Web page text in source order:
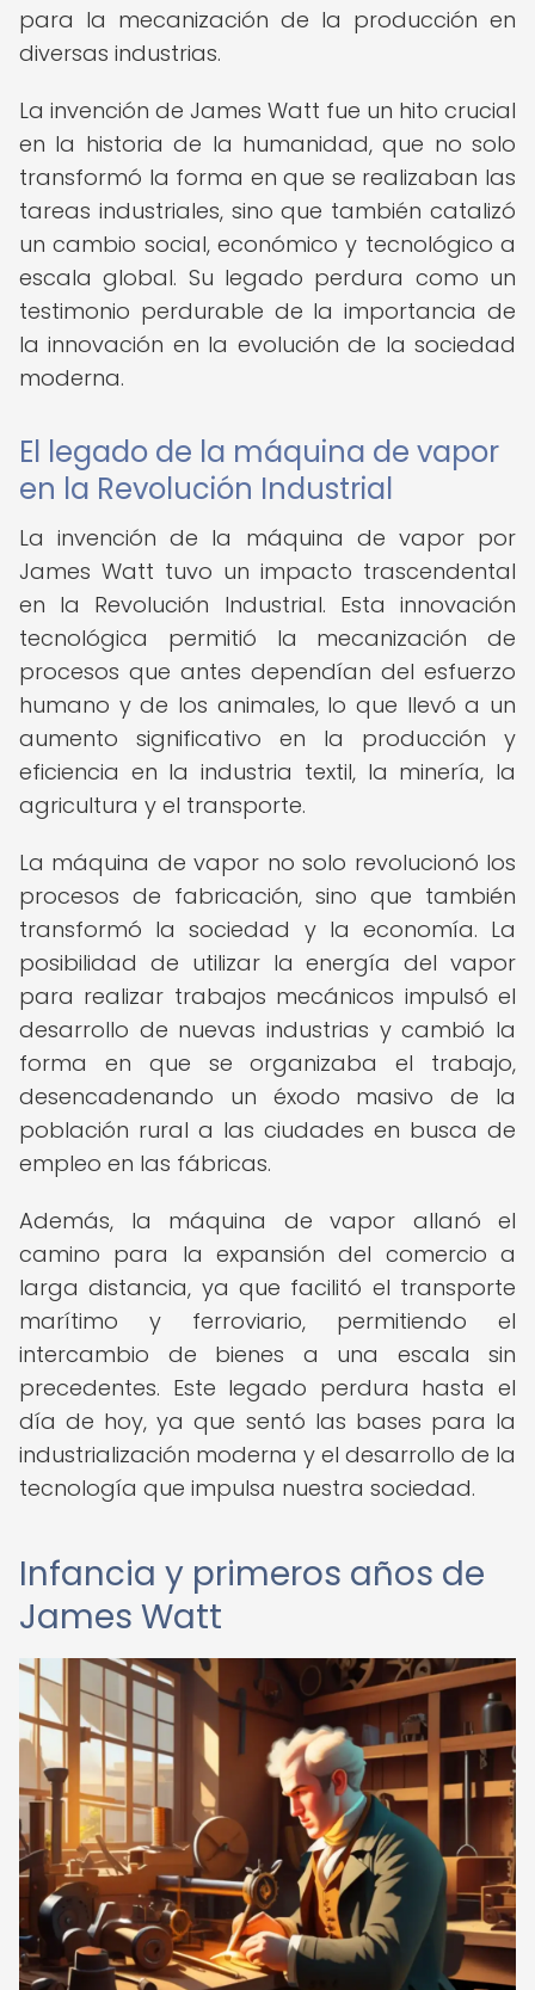
para la mecanización de la producción en
diversas industrias.
La invención de James Watt fue un hito crucial
en la historia de la humanidad, que no solo
transformó la forma en que se realizaban las
tareas industriales, sino que también catalizó
un cambio social, económico y tecnológico a
escala global. Su legado perdura como un
testimonio perdurable de la importancia de
la innovación en la evolución de la sociedad
moderna.
El legado de la máquina de vapor
en la Revolución Industrial
La invención de la máquina de vapor por
James Watt tuvo un impacto trascendental
en la Revolución Industrial. Esta innovación
tecnológica permitió la mecanización de
procesos que antes dependían del esfuerzo
humano y de los animales, lo que llevó a un
aumento significativo en la producción y
eficiencia en la industria textil, la minería, la
agricultura y el transporte.
La máquina de vapor no solo revolucionó los
procesos de fabricación, sino que también
transformó la sociedad y la economía. La
posibilidad de utilizar la energía del vapor
para realizar trabajos mecánicos impulsó el
desarrollo de nuevas industrias y cambió la
forma en que se organizaba el trabajo,
desencadenando un éxodo masivo de la
población rural a las ciudades en busca de
empleo en las fábricas.
Además, la máquina de vapor allanó el
camino para la expansión del comercio a
larga distancia, ya que facilitó el transporte
marítimo y ferroviario, permitiendo el
intercambio de bienes a una escala sin
precedentes. Este legado perdura hasta el
día de hoy, ya que sentó las bases para la
industrialización moderna y el desarrollo de la
tecnología que impulsa nuestra sociedad.
Infancia y primeros años de
James Watt